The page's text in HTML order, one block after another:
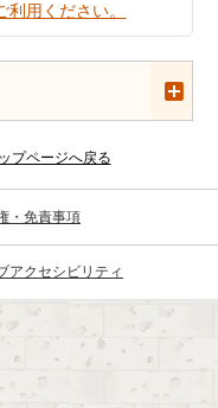
用ください。
プページへ戻る
・免責事項
アクセシビリティ